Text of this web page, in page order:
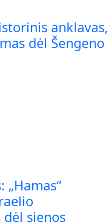
anklavas,
dėl Šengeno
„Hamas“
dėl sienos